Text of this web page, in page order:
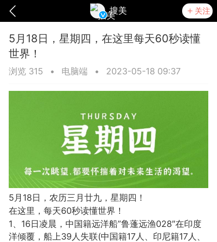
搜美 关注
爆汗熊 卡卡动能素 无创溶斑术
美业357 芯诗妍 卡卡美业
5月18日，星期四，在这里每天60秒读懂
世界！
浏览 315 • 电脑端 • 2023-05-18 09:37
5月18日，农历三月廿九，星期四！
在这里，每天60秒读懂世界！
1、16日凌晨，中国籍远洋船”鲁蓬远渔028″在印度
洋倾覆，船上39人失联(中国籍17人、印尼籍17人、